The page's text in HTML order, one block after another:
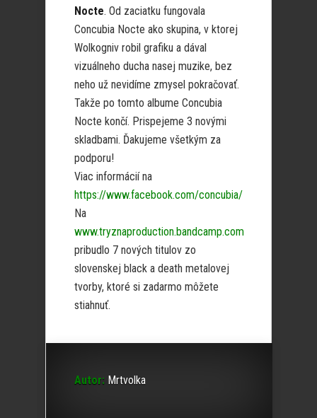
Nocte. Od zaciatku fungovala
Concubia Nocte ako skupina, v ktorej
Wolkogniv robil grafiku a dával
vizuálneho ducha nasej muzike, bez
neho už nevidíme zmysel pokračovať.
Takže po tomto albume Concubia
Nocte končí. Prispejeme 3 novými
skladbami. Ďakujeme všetkým za
podporu!
Viac informácií na
https://www.facebook.com/concubia/
Na
www.tryznaproduction.bandcamp.com
pribudlo 7 nových titulov zo
slovenskej black a death metalovej
tvorby, ktoré si zadarmo môžete
stiahnuť.
Autor: Mrtvolka